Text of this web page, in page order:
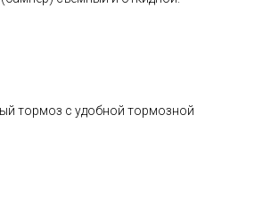
тормоз с удобной тормозной